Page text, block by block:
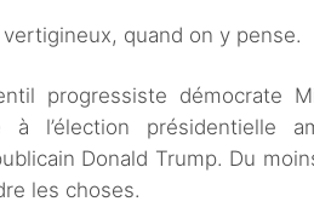
vertigineux, quand on y pense.
progressiste démocrate
à l’élection présidentielle
Donald Trump. Du
les choses.